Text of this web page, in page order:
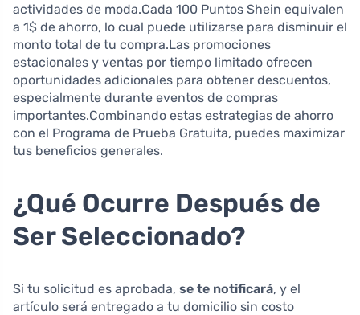
actividades de moda.Cada 100 Puntos Shein equivalen
a 1$ de ahorro, lo cual puede utilizarse para disminuir el
monto total de tu compra.Las promociones
estacionales y ventas por tiempo limitado ofrecen
oportunidades adicionales para obtener descuentos,
especialmente durante eventos de compras
importantes.Combinando estas estrategias de ahorro
con el Programa de Prueba Gratuita, puedes maximizar
tus beneficios generales.
¿Qué Ocurre Después de
Ser Seleccionado?
Si tu solicitud es aprobada, se te notificará, y el
artículo será entregado a tu domicilio sin costo